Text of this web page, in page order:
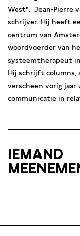
West". Jean-Pierre
schrijver. Hij heeft
centrum van
woordvoerder van
systeemtherapeut
Hij schrijft columns,
verscheen vorig
communicatie in
IEMAND